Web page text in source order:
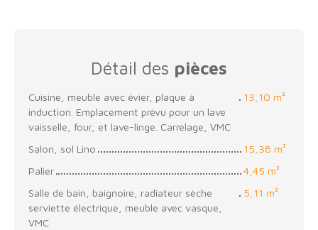
Détail des pièces
Cuisine, meuble avec évier, plaque à
induction. Emplacement prévu pour un lave
vaisselle, four, et lave-linge. Carrelage, VMC
13,10 m²
Salon, sol Lino
15,38 m²
Palier
4,45 m²
Salle de bain, baignoire, radiateur sèche
serviette électrique, meuble avec vasque,
VMC
5,11 m²